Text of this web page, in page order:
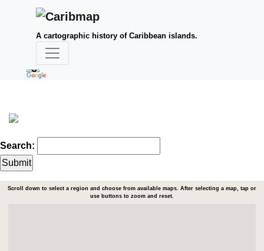
A cartographic history of Caribbean islands.
Search:
Scroll down to select a region and choose from available maps. After selecting a map, tap or
use buttons to zoom and reset.